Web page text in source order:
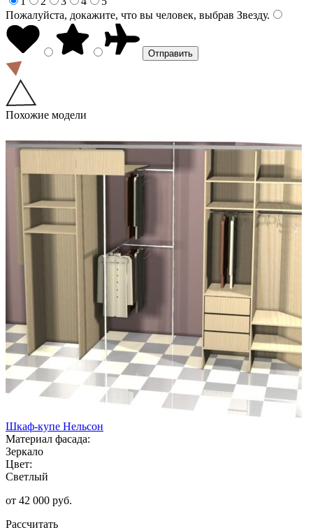
Пожалуйста, докажите, что вы человек, выбрав Звезду.
Похожие модели
Шкаф-купе Нельсон
Материал фасада:
Зеркало
Цвет:
Светлый
от 42 000 руб.
Рассчитать